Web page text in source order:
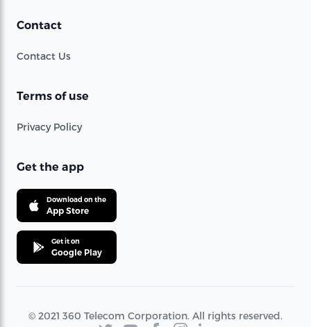
Contact
Contact Us
Terms of use
Privacy Policy
Get the app
Download on the
App Store
Get it on
Google Play
© 2021 360 Telecom Corporation. All rights reserved.